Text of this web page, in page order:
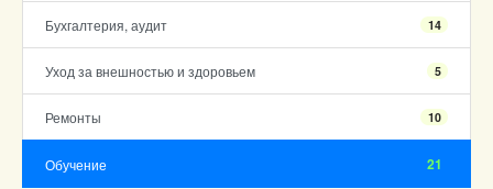
Бухгалтерия, аудит 14
Уход за внешностью и здоровьем 5
Ремонты 10
Обучение 21